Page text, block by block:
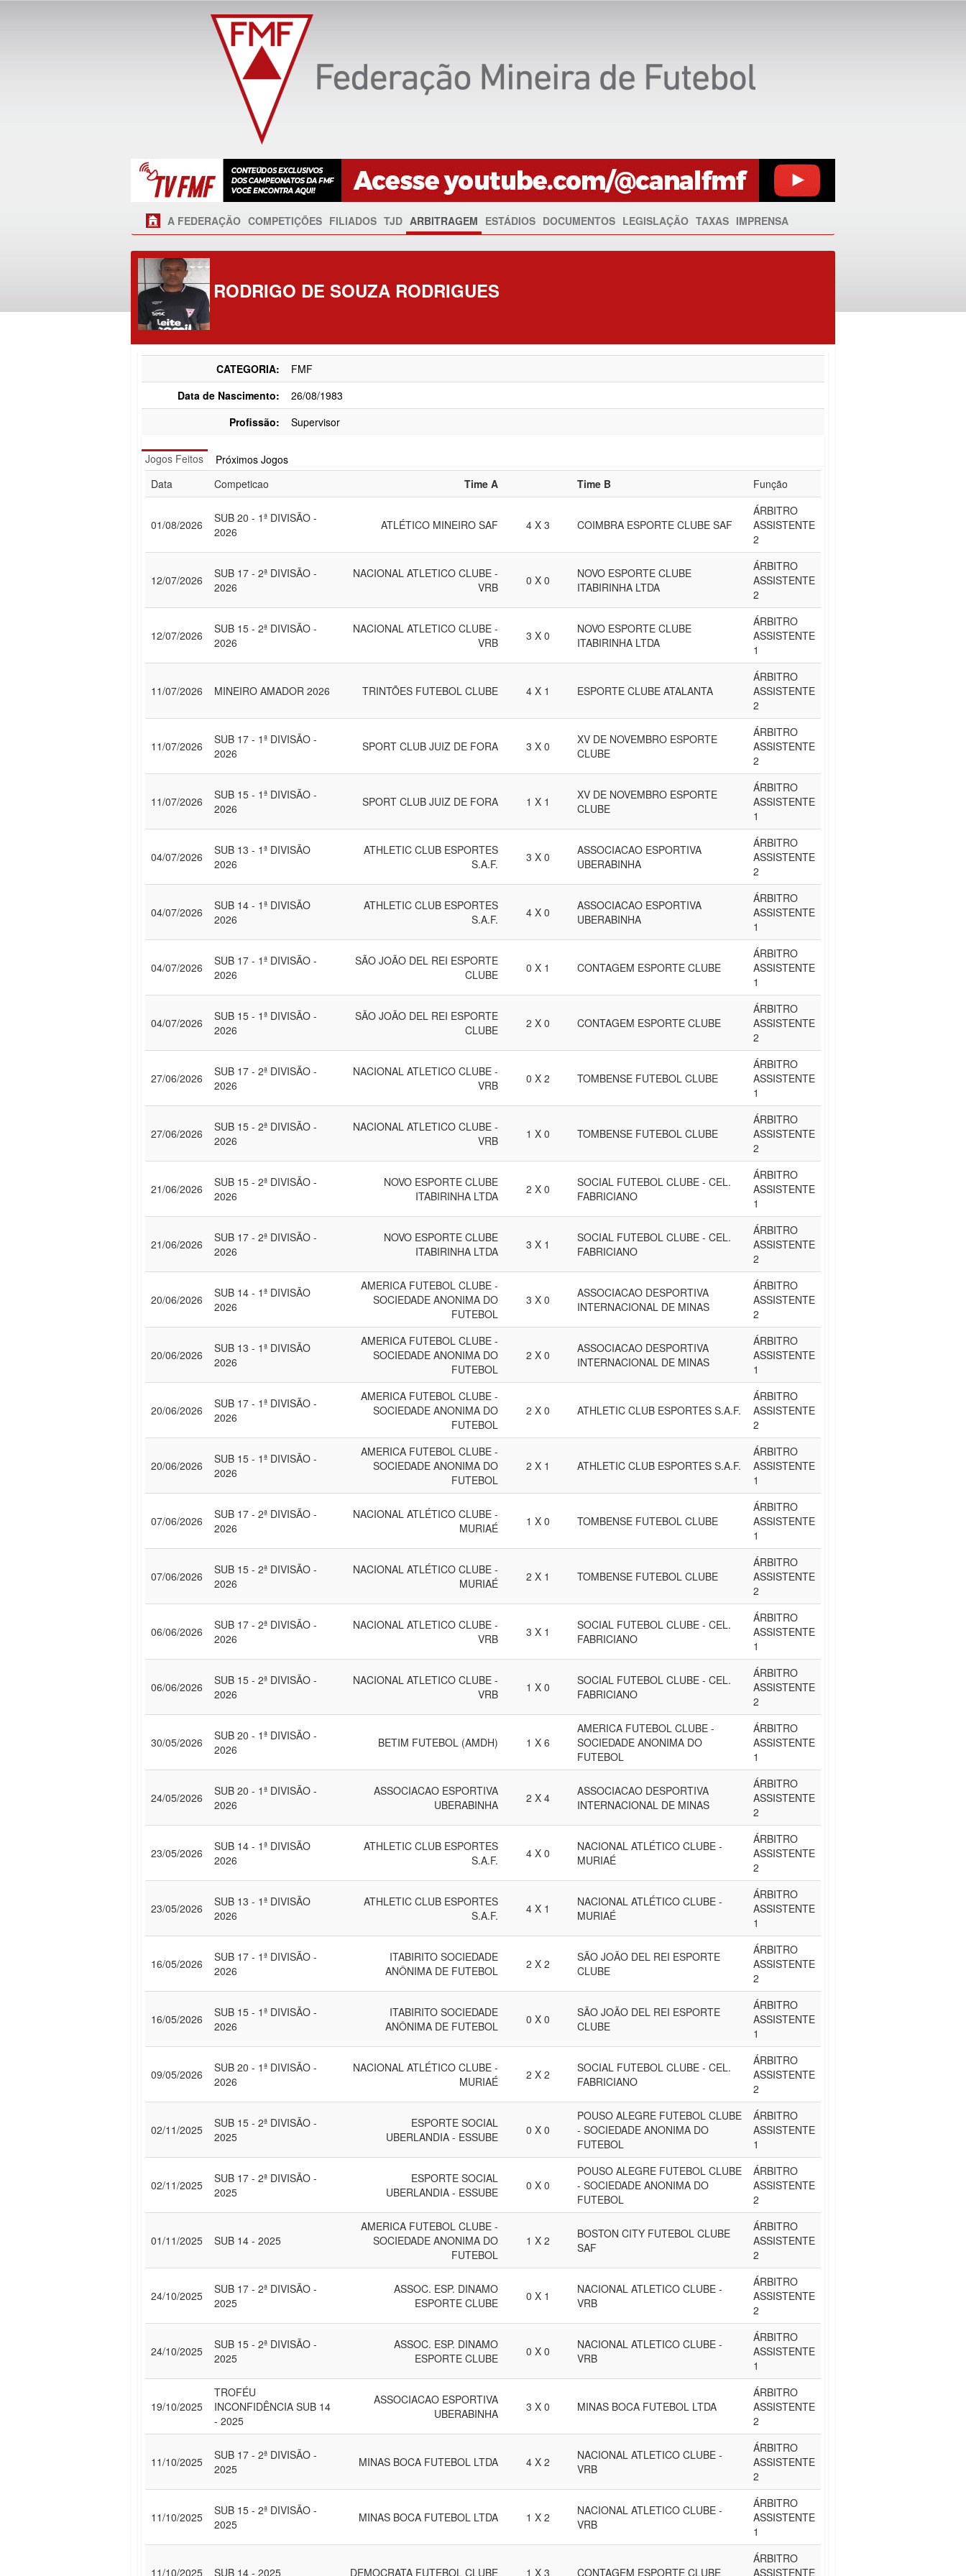
A FEDERAÇÃO COMPETIÇÕES FILIADOS TJD ARBITRAGEM ESTÁDIOS DOCUMENTOS LEGISLAÇÃO TAXAS IMPRENSA
RODRIGO DE SOUZA RODRIGUES
CATEGORIA:
FMF
Data de Nascimento:
26/08/1983
Profissão:
Supervisor
Jogos Feitos
Próximos Jogos
Data
Competicao Time A Time B Função
01/08/2026
SUB 20 - 1ª DIVISÃO -
2026
ATLÉTICO MINEIRO SAF 4 X 3 COIMBRA ESPORTE CLUBE SAF
ÁRBITRO
ASSISTENTE
2
12/07/2026
SUB 17 - 2ª DIVISÃO -
2026
NACIONAL ATLETICO CLUBE -
VRB
0 X 0
NOVO ESPORTE CLUBE
ITABIRINHA LTDA
ÁRBITRO
ASSISTENTE
2
12/07/2026
SUB 15 - 2ª DIVISÃO -
2026
NACIONAL ATLETICO CLUBE -
VRB
3 X 0
NOVO ESPORTE CLUBE
ITABIRINHA LTDA
ÁRBITRO
ASSISTENTE
1
11/07/2026 MINEIRO AMADOR 2026 TRINTÕES FUTEBOL CLUBE 4 X 1 ESPORTE CLUBE ATALANTA
ÁRBITRO
ASSISTENTE
2
11/07/2026
SUB 17 - 1ª DIVISÃO -
2026
SPORT CLUB JUIZ DE FORA 3 X 0
XV DE NOVEMBRO ESPORTE
CLUBE
ÁRBITRO
ASSISTENTE
2
11/07/2026
SUB 15 - 1ª DIVISÃO -
2026
SPORT CLUB JUIZ DE FORA 1 X 1
XV DE NOVEMBRO ESPORTE
CLUBE
ÁRBITRO
ASSISTENTE
1
04/07/2026
SUB 13 - 1ª DIVISÃO
2026
ATHLETIC CLUB ESPORTES
S.A.F.
3 X 0
ASSOCIACAO ESPORTIVA
UBERABINHA
ÁRBITRO
ASSISTENTE
2
04/07/2026
SUB 14 - 1ª DIVISÃO
2026
ATHLETIC CLUB ESPORTES
S.A.F.
4 X 0
ASSOCIACAO ESPORTIVA
UBERABINHA
ÁRBITRO
ASSISTENTE
1
04/07/2026
SUB 17 - 1ª DIVISÃO -
2026
SÃO JOÃO DEL REI ESPORTE
CLUBE
0 X 1 CONTAGEM ESPORTE CLUBE
ÁRBITRO
ASSISTENTE
1
04/07/2026
SUB 15 - 1ª DIVISÃO -
2026
SÃO JOÃO DEL REI ESPORTE
CLUBE
2 X 0 CONTAGEM ESPORTE CLUBE
ÁRBITRO
ASSISTENTE
2
27/06/2026
SUB 17 - 2ª DIVISÃO -
2026
NACIONAL ATLETICO CLUBE -
VRB
0 X 2 TOMBENSE FUTEBOL CLUBE
ÁRBITRO
ASSISTENTE
1
27/06/2026
SUB 15 - 2ª DIVISÃO -
2026
NACIONAL ATLETICO CLUBE -
VRB
1 X 0 TOMBENSE FUTEBOL CLUBE
ÁRBITRO
ASSISTENTE
2
21/06/2026
SUB 15 - 2ª DIVISÃO -
2026
NOVO ESPORTE CLUBE
ITABIRINHA LTDA
2 X 0
SOCIAL FUTEBOL CLUBE - CEL.
FABRICIANO
ÁRBITRO
ASSISTENTE
1
21/06/2026
SUB 17 - 2ª DIVISÃO -
2026
NOVO ESPORTE CLUBE
ITABIRINHA LTDA
3 X 1
SOCIAL FUTEBOL CLUBE - CEL.
FABRICIANO
ÁRBITRO
ASSISTENTE
2
20/06/2026
SUB 14 - 1ª DIVISÃO
2026
AMERICA FUTEBOL CLUBE -
SOCIEDADE ANONIMA DO
FUTEBOL
3 X 0
ASSOCIACAO DESPORTIVA
INTERNACIONAL DE MINAS
ÁRBITRO
ASSISTENTE
2
20/06/2026
SUB 13 - 1ª DIVISÃO
2026
AMERICA FUTEBOL CLUBE -
SOCIEDADE ANONIMA DO
FUTEBOL
2 X 0
ASSOCIACAO DESPORTIVA
INTERNACIONAL DE MINAS
ÁRBITRO
ASSISTENTE
1
20/06/2026
SUB 17 - 1ª DIVISÃO -
2026
AMERICA FUTEBOL CLUBE -
SOCIEDADE ANONIMA DO
FUTEBOL
2 X 0 ATHLETIC CLUB ESPORTES S.A.F.
ÁRBITRO
ASSISTENTE
2
20/06/2026
SUB 15 - 1ª DIVISÃO -
2026
AMERICA FUTEBOL CLUBE -
SOCIEDADE ANONIMA DO
FUTEBOL
2 X 1 ATHLETIC CLUB ESPORTES S.A.F.
ÁRBITRO
ASSISTENTE
1
07/06/2026
SUB 17 - 2ª DIVISÃO -
2026
NACIONAL ATLÉTICO CLUBE -
MURIAÉ
1 X 0 TOMBENSE FUTEBOL CLUBE
ÁRBITRO
ASSISTENTE
1
07/06/2026
SUB 15 - 2ª DIVISÃO -
2026
NACIONAL ATLÉTICO CLUBE -
MURIAÉ
2 X 1 TOMBENSE FUTEBOL CLUBE
ÁRBITRO
ASSISTENTE
2
06/06/2026
SUB 17 - 2ª DIVISÃO -
2026
NACIONAL ATLETICO CLUBE -
VRB
3 X 1
SOCIAL FUTEBOL CLUBE - CEL.
FABRICIANO
ÁRBITRO
ASSISTENTE
1
06/06/2026
SUB 15 - 2ª DIVISÃO -
2026
NACIONAL ATLETICO CLUBE -
VRB
1 X 0
SOCIAL FUTEBOL CLUBE - CEL.
FABRICIANO
ÁRBITRO
ASSISTENTE
2
30/05/2026
SUB 20 - 1ª DIVISÃO -
2026
BETIM FUTEBOL (AMDH) 1 X 6
AMERICA FUTEBOL CLUBE -
SOCIEDADE ANONIMA DO
FUTEBOL
ÁRBITRO
ASSISTENTE
1
24/05/2026
SUB 20 - 1ª DIVISÃO -
2026
ASSOCIACAO ESPORTIVA
UBERABINHA
2 X 4
ASSOCIACAO DESPORTIVA
INTERNACIONAL DE MINAS
ÁRBITRO
ASSISTENTE
2
23/05/2026
SUB 14 - 1ª DIVISÃO
2026
ATHLETIC CLUB ESPORTES
S.A.F.
4 X 0
NACIONAL ATLÉTICO CLUBE -
MURIAÉ
ÁRBITRO
ASSISTENTE
2
23/05/2026
SUB 13 - 1ª DIVISÃO
2026
ATHLETIC CLUB ESPORTES
S.A.F.
4 X 1
NACIONAL ATLÉTICO CLUBE -
MURIAÉ
ÁRBITRO
ASSISTENTE
1
16/05/2026
SUB 17 - 1ª DIVISÃO -
2026
ITABIRITO SOCIEDADE
ANÔNIMA DE FUTEBOL
2 X 2
SÃO JOÃO DEL REI ESPORTE
CLUBE
ÁRBITRO
ASSISTENTE
2
16/05/2026
SUB 15 - 1ª DIVISÃO -
2026
ITABIRITO SOCIEDADE
ANÔNIMA DE FUTEBOL
0 X 0
SÃO JOÃO DEL REI ESPORTE
CLUBE
ÁRBITRO
ASSISTENTE
1
09/05/2026
SUB 20 - 1ª DIVISÃO -
2026
NACIONAL ATLÉTICO CLUBE -
MURIAÉ
2 X 2
SOCIAL FUTEBOL CLUBE - CEL.
FABRICIANO
ÁRBITRO
ASSISTENTE
2
02/11/2025
SUB 15 - 2ª DIVISÃO -
2025
ESPORTE SOCIAL
UBERLANDIA - ESSUBE
0 X 0
POUSO ALEGRE FUTEBOL CLUBE
- SOCIEDADE ANONIMA DO
FUTEBOL
ÁRBITRO
ASSISTENTE
1
02/11/2025
SUB 17 - 2ª DIVISÃO -
2025
ESPORTE SOCIAL
UBERLANDIA - ESSUBE
0 X 0
POUSO ALEGRE FUTEBOL CLUBE
- SOCIEDADE ANONIMA DO
FUTEBOL
ÁRBITRO
ASSISTENTE
2
01/11/2025 SUB 14 - 2025
AMERICA FUTEBOL CLUBE -
SOCIEDADE ANONIMA DO
FUTEBOL
1 X 2
BOSTON CITY FUTEBOL CLUBE
SAF
ÁRBITRO
ASSISTENTE
2
24/10/2025
SUB 17 - 2ª DIVISÃO -
2025
ASSOC. ESP. DINAMO
ESPORTE CLUBE
0 X 1
NACIONAL ATLETICO CLUBE -
VRB
ÁRBITRO
ASSISTENTE
2
24/10/2025
SUB 15 - 2ª DIVISÃO -
2025
ASSOC. ESP. DINAMO
ESPORTE CLUBE
0 X 0
NACIONAL ATLETICO CLUBE -
VRB
ÁRBITRO
ASSISTENTE
1
19/10/2025
TROFÉU
INCONFIDÊNCIA SUB 14
- 2025
ASSOCIACAO ESPORTIVA
UBERABINHA
3 X 0 MINAS BOCA FUTEBOL LTDA
ÁRBITRO
ASSISTENTE
2
11/10/2025
SUB 17 - 2ª DIVISÃO -
2025
MINAS BOCA FUTEBOL LTDA 4 X 2
NACIONAL ATLETICO CLUBE -
VRB
ÁRBITRO
ASSISTENTE
2
11/10/2025
SUB 15 - 2ª DIVISÃO -
2025
MINAS BOCA FUTEBOL LTDA 1 X 2
NACIONAL ATLETICO CLUBE -
VRB
ÁRBITRO
ASSISTENTE
1
11/10/2025 SUB 14 - 2025 DEMOCRATA FUTEBOL CLUBE 1 X 3 CONTAGEM ESPORTE CLUBE
ÁRBITRO
ASSISTENTE